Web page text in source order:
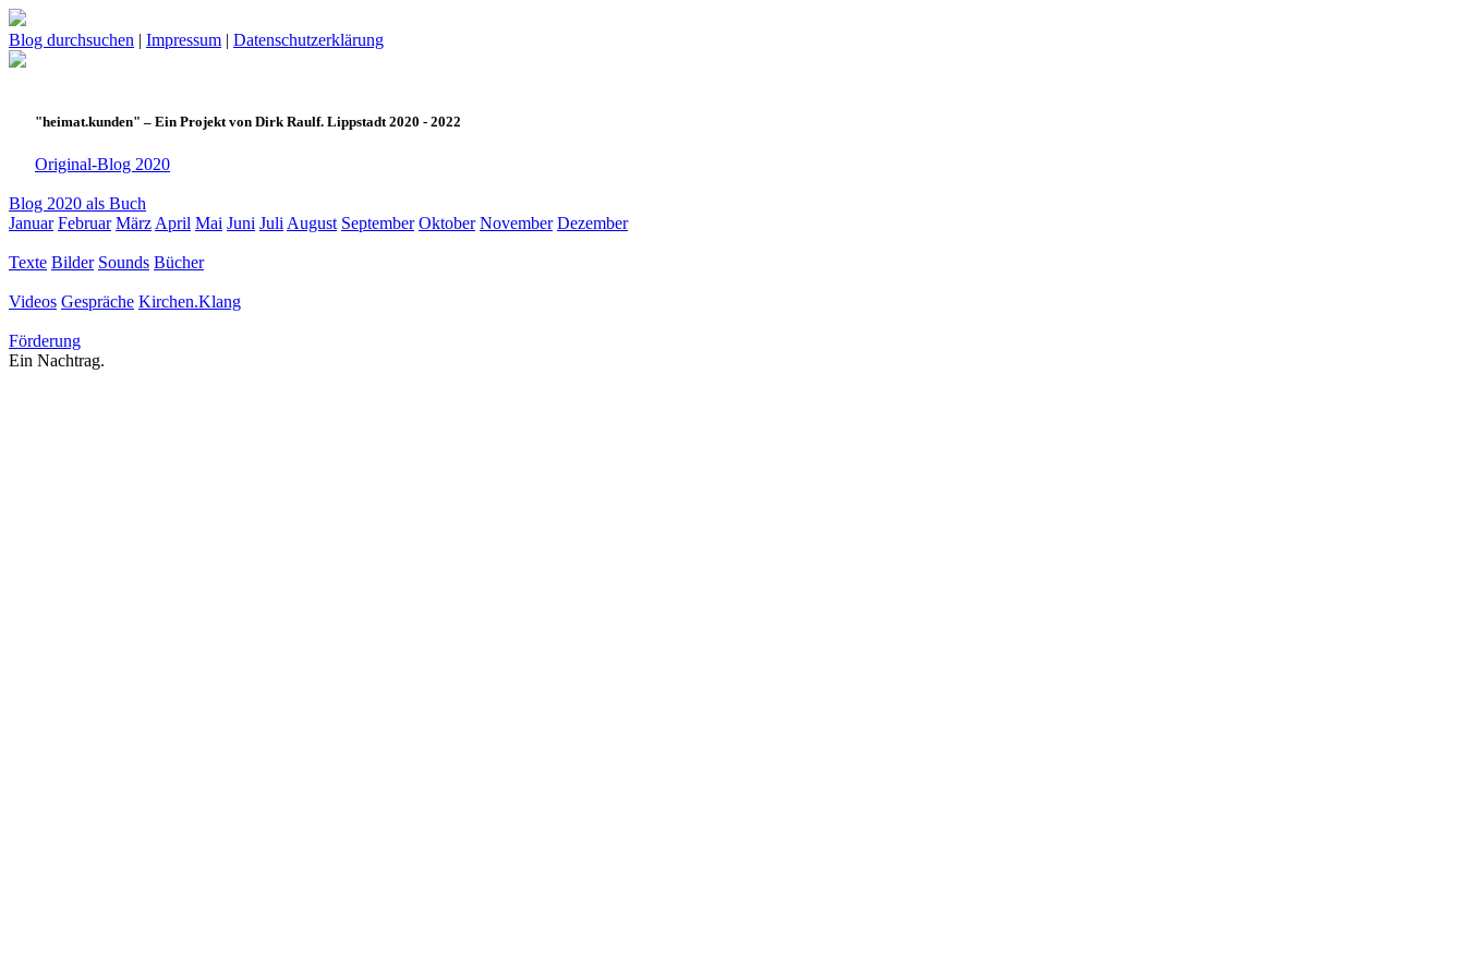
Blog durchsuchen | Impressum | Datenschutzerklärung
"heimat.kunden" – Ein Projekt von Dirk Raulf. Lippstadt 2020 - 2022
Original-Blog 2020
Blog 2020 als Buch
Januar Februar März April Mai Juni Juli August September Oktober November Dezember
Texte Bilder Sounds Bücher
Videos Gespräche Kirchen.Klang
Förderung
Ein Nachtrag.